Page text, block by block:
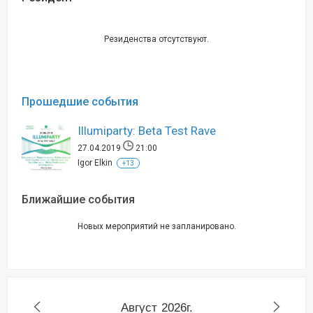
Резиденства отсутствуют.
Прошедшие события
Illumiparty: Beta Test Rave
27.04.2019
21:00
Igor Elkin
+13
Ближайшие события
Новых мероприятий не запланировано.
Август 2026г.